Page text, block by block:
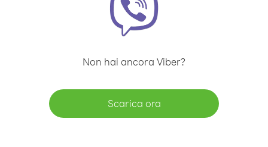
Non hai ancora Viber?
Scarica ora